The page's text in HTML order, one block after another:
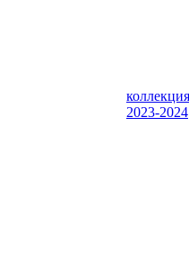
коллекция
2023-2024